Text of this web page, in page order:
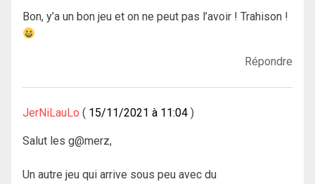
Bon, y’a un bon jeu et on ne peut pas l’avoir ! Trahison !
Répondre
JerNiLauLo 15/11/2021 à 11:04
Salut les g@merz,
Un autre jeu qui arrive sous peu avec du